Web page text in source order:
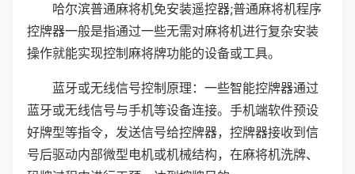
哈尔滨普通麻将机免安装遥控器;普通麻将机程序
控牌器一般是指通过一些无需对麻将机进行复杂安装
操作就能实现控制麻将牌功能的设备或工具。
蓝牙或无线信号控制原理：一些智能控牌器通过
蓝牙或无线信号与手机等设备连接。手机端软件预设
好牌型等指令，发送信号给控牌器，控牌器接收到信
号后驱动内部微型电机或机械结构，在麻将机洗牌、